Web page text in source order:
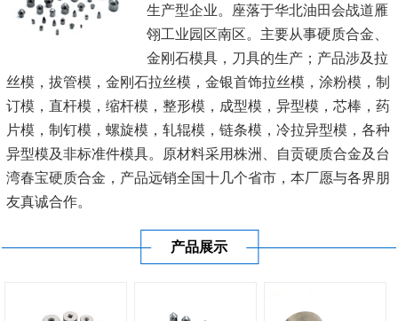
生产型企业。座落于华北油田会战道雁
翎工业园区南区。主要从事硬质合金、
金刚石模具，刀具的生产；产品涉及拉
丝模，拔管模，金刚石拉丝模，金银首饰拉丝模，涂粉模，制
订模，直杆模，缩杆模，整形模，成型模，异型模，芯棒，药
片模，制钉模，螺旋模，轧辊模，链条模，冷拉异型模，各种
异型模及非标准件模具。原材料采用株洲、自贡硬质合金及台
湾春宝硬质合金，产品远销全国十几个省市，本厂愿与各界朋
友真诚合作。
公司秉承“顾客至上，锐意进取”的经营理念，坚持“客户至
产品展示